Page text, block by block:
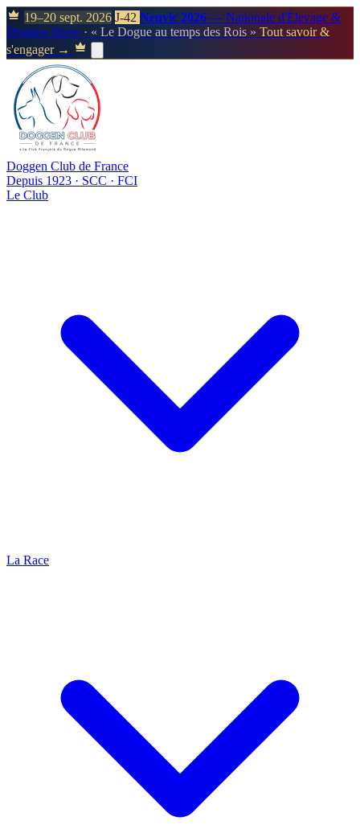
19–20 sept. 2026 J-42 Neuvic 2026 — Nationale d'Élevage &
Doggen Show · « Le Dogue au temps des Rois » Tout savoir &
s'engager →
Doggen Club de France
Depuis 1923 · SCC · FCI
Le Club
La Race